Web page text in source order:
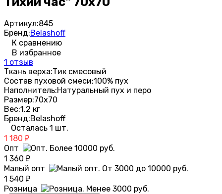
Артикул:845
Бренд:Belashoff
К сравнению
В избранное
1 отзыв
Ткань верха:Тик смесовый
Состав пуховой смеси:100% пух
Наполнитель:Натуральный пух и перо
Размер:70х70
Вес:1.2 кг
Бренд:Belashoff
Осталась 1 шт.
1 180 ₽
Опт
1 360 ₽
Малый опт
1 540 ₽
Розница